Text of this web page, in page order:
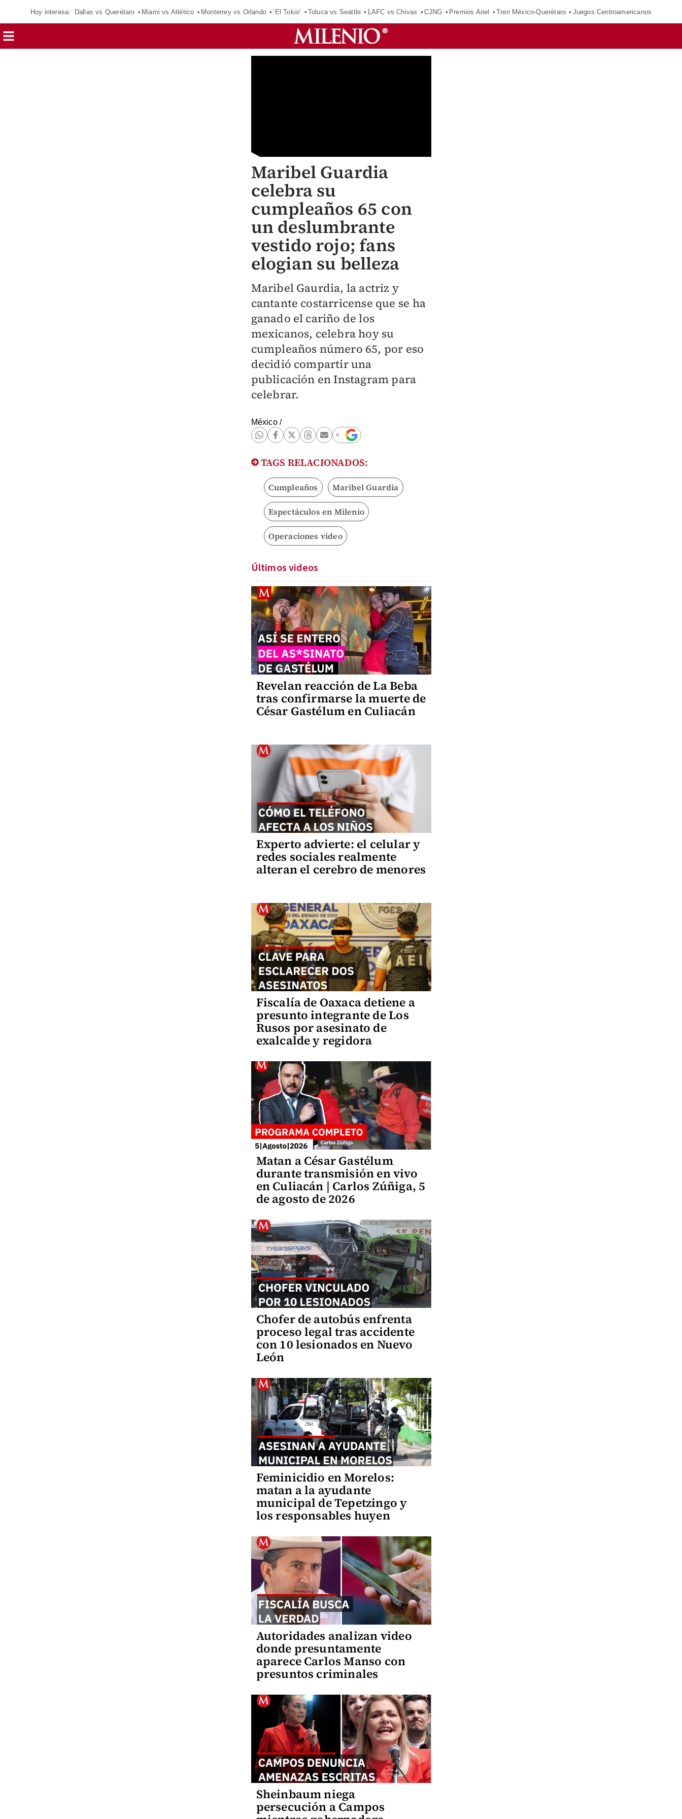
Hoy interesa: Dallas vs Querétaro Miami vs Atlético Monterrey vs Orlando ‘El Tokio’ Toluca vs Seattle LAFC vs Chivas CJNG Premios Ariel Tren México-Querétaro Juegos Centroamericanos
Maribel Guardia
celebra su
cumpleaños 65 con
un deslumbrante
vestido rojo; fans
elogian su belleza
Maribel Gaurdia, la actriz y
cantante costarricense que se ha
ganado el cariño de los
mexicanos, celebra hoy su
cumpleaños número 65, por eso
decidió compartir una
publicación en Instagram para
celebrar.
México/
TAGS RELACIONADOS:
Cumpleaños Maribel Guardia
Espectáculos en Milenio
Operaciones video
Últimos videos
Revelan reacción de La Beba
tras confirmarse la muerte de
César Gastélum en Culiacán
Experto advierte: el celular y
redes sociales realmente
alteran el cerebro de menores
Fiscalía de Oaxaca detiene a
presunto integrante de Los
Rusos por asesinato de
exalcalde y regidora
Matan a César Gastélum
durante transmisión en vivo
en Culiacán | Carlos Zúñiga, 5
de agosto de 2026
Chofer de autobús enfrenta
proceso legal tras accidente
con 10 lesionados en Nuevo
León
Feminicidio en Morelos:
matan a la ayudante
municipal de Tepetzingo y
los responsables huyen
Autoridades analizan video
donde presuntamente
aparece Carlos Manso con
presuntos criminales
Sheinbaum niega
persecución a Campos